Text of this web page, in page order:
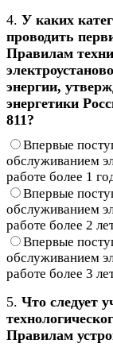
4. У каких
проводить
Правилам
энергии,
энергетики
811?
Впервые
обслуживанием
работе более 1
Впервые
обслуживанием
работе более 2
Впервые
обслуживанием
работе более 3
5. Что следует
Правилам